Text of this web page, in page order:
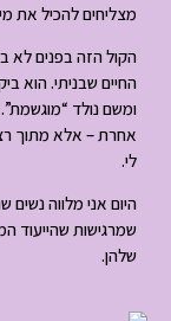
מצליחים להכיל את
הקול הזה בפנים לא
החיים שבניתי. הוא
ומשם נולד
אחרת – אלא מתוך
לי.
היום אני מלווה
שמרגישות שהייעוד
שלהן.